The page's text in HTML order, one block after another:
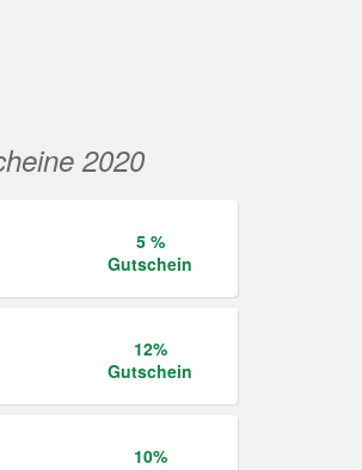
2020
5 %
Gutschein
12%
Gutschein
10%